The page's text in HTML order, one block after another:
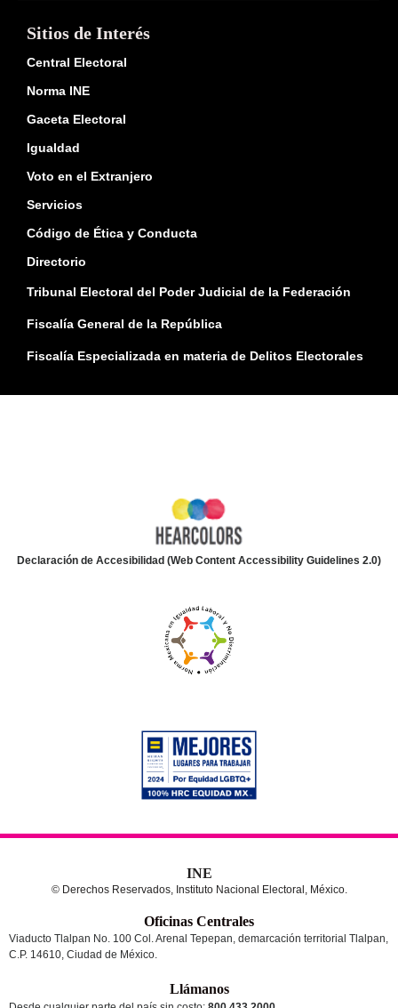
Sitios de Interés
Central Electoral
Norma INE
Gaceta Electoral
Igualdad
Voto en el Extranjero
Servicios
Código de Ética y Conducta
Directorio
Tribunal Electoral del Poder Judicial de la Federación
Fiscalía General de la República
Fiscalía Especializada en materia de Delitos Electorales
Declaración de Accesibilidad (Web Content Accessibility Guidelines 2.0)
INE
© Derechos Reservados, Instituto Nacional Electoral, México.
Oficinas Centrales
Viaducto Tlalpan No. 100 Col. Arenal Tepepan, demarcación territorial Tlalpan,
C.P. 14610, Ciudad de México.
Llámanos